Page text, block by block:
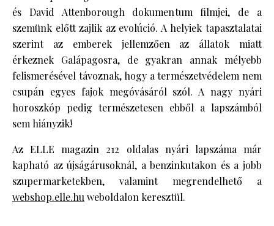
és David Attenborough dokumentum filmjei, de a
szemünk előtt zajlik az evolúció. A helyiek tapasztalatai
szerint az emberek jellemzően az állatok miatt
érkeznek Galápagosra, de gyakran annak mélyebb
felismerésével távoznak, hogy a természetvédelem nem
csupán egyes fajok megóvásáról szól. A nagy nyári
horoszkóp pedig természetesen ebből a lapszámból
sem hiányzik!
Az ELLE magazin 212 oldalas nyári lapszáma már
kapható az újságárusoknál, a benzinkutakon és a jobb
szupermarketekben, valamint megrendelhető a
webshop.elle.hu weboldalon keresztül.